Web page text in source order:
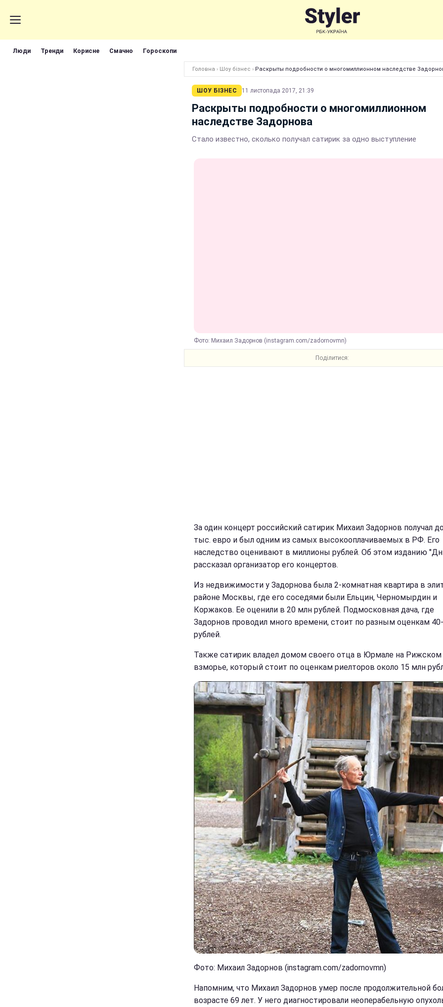
Люди Тренди Корисне Смачно Гороскопи
Головна › Шоу бізнес › Раскрыты подробности о многомиллионном наследстве
ШОУ БІЗНЕС 11 листопада 2017, 21:39
Раскрыты подробности о многомиллионном
наследстве Задорнова
Стало известно, сколько получал сатирик за одно выступление
Фото: Михаил Задорнов (instagram.com/zadornovmn)
Поділитися:
За один концерт российский сатирик Михаил Задорнов получал
тыс. евро и был одним из самых высокооплачиваемых в РФ. Его
наследство оценивают в миллионы рублей. Об этом изданию
рассказал организатор его концертов.
Из недвижимости у Задорнова была 2-комнатная квартира в
районе Москвы, где его соседями были Ельцин, Черномырдин и
Коржаков. Ее оценили в 20 млн рублей. Подмосковная дача, где
Задорнов проводил много времени, стоит по разным оценкам
рублей.
Также сатирик владел домом своего отца в Юрмале на Рижском
взморье, который стоит по оценкам риелторов около 15 млн
Фото: Михаил Задорнов (instagram.com/zadornovmn)
Напомним, что Михаил Задорнов умер после продолжительной
возрасте 69 лет. У него диагностировали неоперабельную